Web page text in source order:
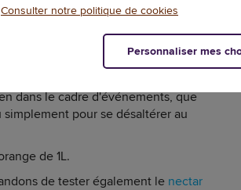
DOCUMENTATION
vos moments de convivialité en
dans le cadre d'événements, que
pour se désaltérer au
de 1L.
de tester également le nectar
Consulter notre politique de cookies
Personnaliser mes